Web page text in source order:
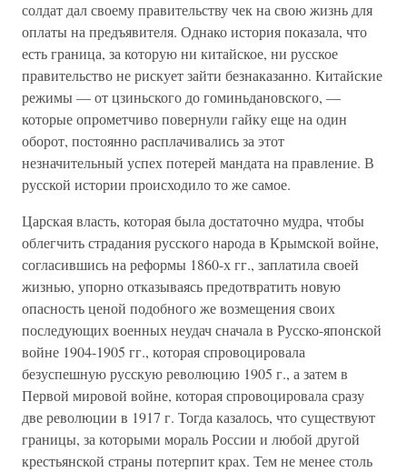
солдат дал своему правительству чек на свою жизнь для
оплаты на предъявителя. Однако история показала, что
есть граница, за которую ни китайское, ни русское
правительство не рискует зайти безнаказанно. Китайские
режимы — от цзиньского до гоминьдановского, —
которые опрометчиво повернули гайку еще на один
оборот, постоянно расплачивались за этот
незначительный успех потерей мандата на правление. В
русской истории происходило то же самое.
Царская власть, которая была достаточно мудра, чтобы
облегчить страдания русского народа в Крымской войне,
согласившись на реформы 1860-х гг., заплатила своей
жизнью, упорно отказываясь предотвратить новую
опасность ценой подобного же возмещения своих
последующих военных неудач сначала в Русско-японской
войне 1904-1905 гг., которая спровоцировала
безуспешную русскую революцию 1905 г., а затем в
Первой мировой войне, которая спровоцировала сразу
две революции в 1917 г. Тогда казалось, что существуют
границы, за которыми мораль России и любой другой
крестьянской страны потерпит крах. Тем не менее столь